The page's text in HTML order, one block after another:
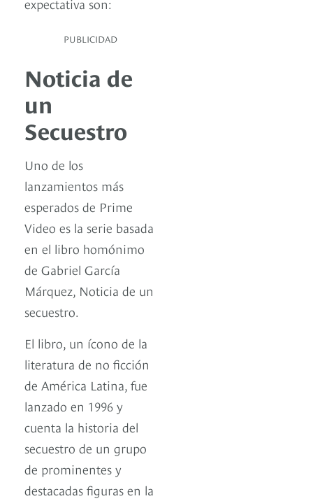
PUBLICIDAD
Noticia de
un
Secuestro
Uno de los
lanzamientos más
esperados de Prime
Video es la serie basada
en el libro homónimo
de Gabriel García
Márquez, Noticia de un
secuestro.
El libro, un ícono de la
literatura de no ficción
de América Latina, fue
lanzado en 1996 y
cuenta la historia del
secuestro de un grupo
de prominentes y
destacadas figuras en la